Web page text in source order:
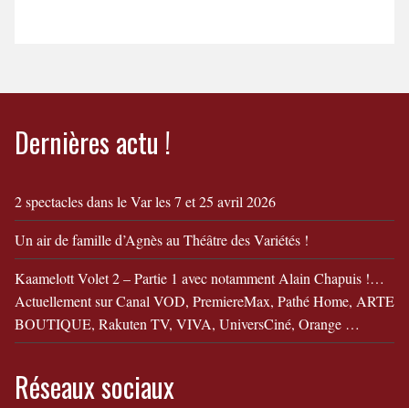
Dernières actu !
2 spectacles dans le Var les 7 et 25 avril 2026
Un air de famille d’Agnès au Théâtre des Variétés !
Kaamelott Volet 2 – Partie 1 avec notamment Alain Chapuis !…
Actuellement sur Canal VOD, PremiereMax, Pathé Home, ARTE
BOUTIQUE, Rakuten TV, VIVA, UniversCiné, Orange …
Réseaux sociaux